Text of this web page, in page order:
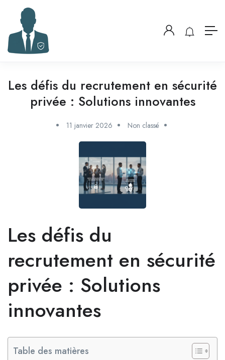
Les défis du recrutement en sécurité
privée : Solutions innovantes
11 janvier 2026 Non classé
Les défis du
recrutement en sécurité
privée : Solutions
innovantes
Table des matières